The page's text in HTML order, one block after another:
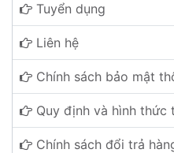
Tuyển dụng
Liên hệ
Chính sách bảo mật
Quy định và hình thức
Chính sách đổi trả